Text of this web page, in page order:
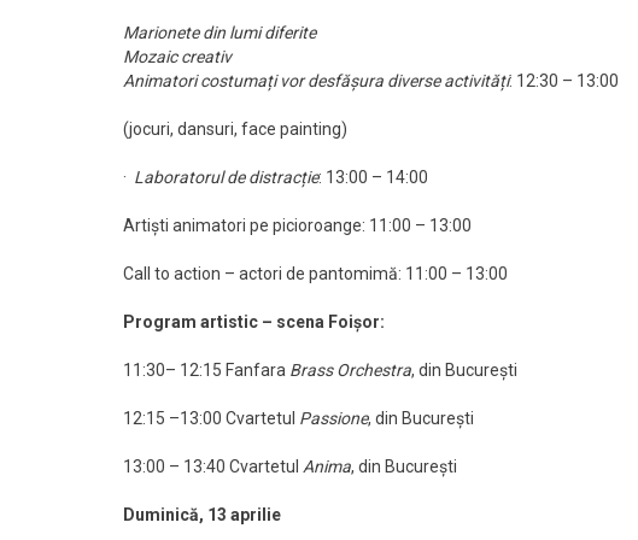
Marionete din lumi diferite
Mozaic creativ
Animatori costumați vor desfășura diverse activități: 12:30 – 13:00
(jocuri, dansuri, face painting)
· Laboratorul de distracție: 13:00 – 14:00
Artiști animatori pe picioroange: 11:00 – 13:00
Call to action – actori de pantomimă: 11:00 – 13:00
Program artistic – scena Foișor:
11:30– 12:15 Fanfara Brass Orchestra, din București
12:15 –13:00 Cvartetul Passione, din București
13:00 – 13:40 Cvartetul Anima, din București
Duminică, 13 aprilie